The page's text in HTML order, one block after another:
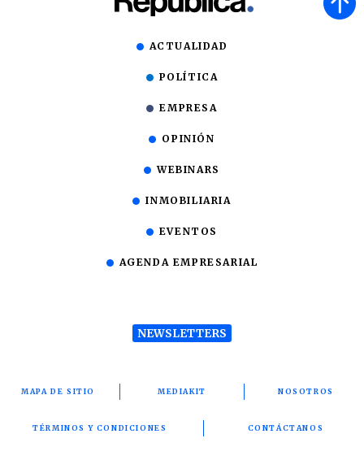
ACTUALIDAD
POLÍTICA
EMPRESA
OPINIÓN
WEBINARS
INMOBILIARIA
EVENTOS
AGENDA EMPRESARIAL
NEWSLETTERS
MAPA DE SITIO MEDIAKIT NOSOTROS
TÉRMINOS Y CONDICIONES CONTÁCTANOS